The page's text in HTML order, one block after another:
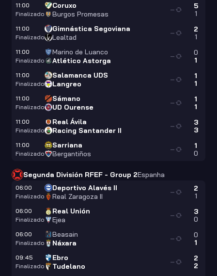
11:00
Finalizado
Coruxo
Burgos Promesas
5
1
—
11:00
Finalizado
Gimnástica Segoviana
Lealtad
2
1
—
11:00
Finalizado
Marino de Luanco
Atlético Astorga
0
1
—
11:00
Finalizado
Salamanca UDS
Langreo
1
1
—
11:00
Finalizado
Sámano
UD Ourense
1
1
—
11:00
Finalizado
Real Ávila
Racing Santander II
3
3
—
11:00
Finalizado
Sarriana
Bergantiños
1
0
—
Segunda División RFEF - Group 2Espanha
06:00
Finalizado
Deportivo Alavés II
Real Zaragoza II
2
1
—
06:00
Finalizado
Real Unión
Ejea
3
0
—
06:00
Finalizado
Beasain
Náxara
0
1
—
09:45
Finalizado
Ebro
Tudelano
2
2
—